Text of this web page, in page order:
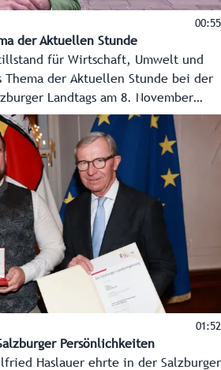
00:55
der Aktuellen Stunde
für Wirtschaft, Umwelt und
der Aktuellen Stunde bei der
Landtags am 8. November
eingebracht von der SPÖ.
01:52
Persönlichkeiten
Haslauer ehrte in der Salzburger